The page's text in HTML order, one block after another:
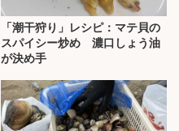
「潮干狩り」レシピ：マテ貝の
スパイシー炒め 濃口しょう油
が決め手